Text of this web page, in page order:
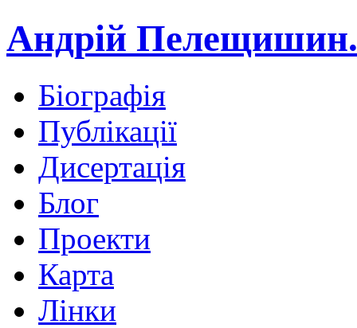
Андрій
Біографія
Публікації
Дисертація
Блог
Проекти
Карта
Лінки